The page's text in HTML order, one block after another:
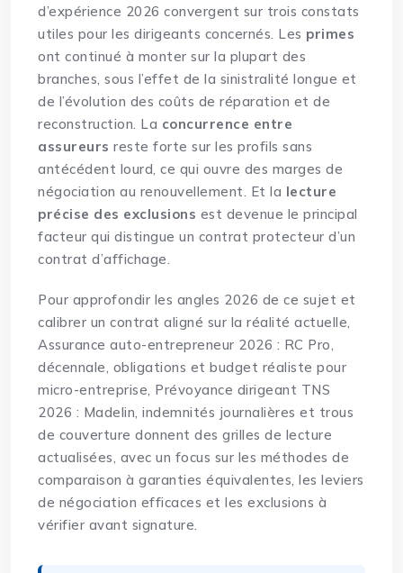
d’expérience 2026 convergent sur trois constats
utiles pour les dirigeants concernés. Les primes
ont continué à monter sur la plupart des
branches, sous l’effet de la sinistralité longue et
de l’évolution des coûts de réparation et de
reconstruction. La concurrence entre
assureurs reste forte sur les profils sans
antécédent lourd, ce qui ouvre des marges de
négociation au renouvellement. Et la lecture
précise des exclusions est devenue le principal
facteur qui distingue un contrat protecteur d’un
contrat d’affichage.
Pour approfondir les angles 2026 de ce sujet et
calibrer un contrat aligné sur la réalité actuelle,
Assurance auto-entrepreneur 2026 : RC Pro,
décennale, obligations et budget réaliste pour
micro-entreprise, Prévoyance dirigeant TNS
2026 : Madelin, indemnités journalières et trous
de couverture donnent des grilles de lecture
actualisées, avec un focus sur les méthodes de
comparaison à garanties équivalentes, les leviers
de négociation efficaces et les exclusions à
vérifier avant signature.